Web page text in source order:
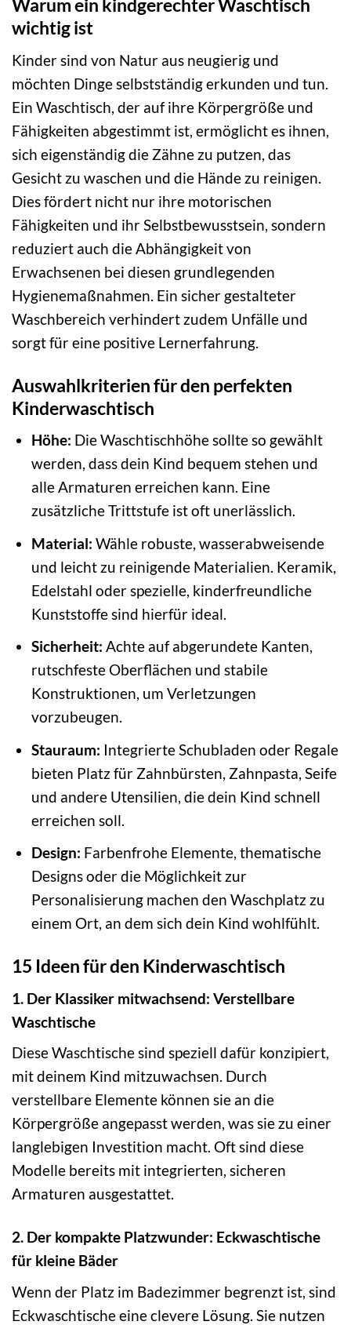
Warum ein kindgerechter Waschtisch
wichtig ist
Kinder sind von Natur aus neugierig und
möchten Dinge selbstständig erkunden und tun.
Ein Waschtisch, der auf ihre Körpergröße und
Fähigkeiten abgestimmt ist, ermöglicht es ihnen,
sich eigenständig die Zähne zu putzen, das
Gesicht zu waschen und die Hände zu reinigen.
Dies fördert nicht nur ihre motorischen
Fähigkeiten und ihr Selbstbewusstsein, sondern
reduziert auch die Abhängigkeit von
Erwachsenen bei diesen grundlegenden
Hygienemaßnahmen. Ein sicher gestalteter
Waschbereich verhindert zudem Unfälle und
sorgt für eine positive Lernerfahrung.
Auswahlkriterien für den perfekten
Kinderwaschtisch
Höhe: Die Waschtischhöhe sollte so gewählt
werden, dass dein Kind bequem stehen und
alle Armaturen erreichen kann. Eine
zusätzliche Trittstufe ist oft unerlässlich.
Material: Wähle robuste, wasserabweisende
und leicht zu reinigende Materialien. Keramik,
Edelstahl oder spezielle, kinderfreundliche
Kunststoffe sind hierfür ideal.
Sicherheit: Achte auf abgerundete Kanten,
rutschfeste Oberflächen und stabile
Konstruktionen, um Verletzungen
vorzubeugen.
Stauraum: Integrierte Schubladen oder Regale
bieten Platz für Zahnbürsten, Zahnpasta, Seife
und andere Utensilien, die dein Kind schnell
erreichen soll.
Design: Farbenfrohe Elemente, thematische
Designs oder die Möglichkeit zur
Personalisierung machen den Waschplatz zu
einem Ort, an dem sich dein Kind wohlfühlt.
15 Ideen für den Kinderwaschtisch
1. Der Klassiker mitwachsend: Verstellbare
Waschtische
Diese Waschtische sind speziell dafür konzipiert,
mit deinem Kind mitzuwachsen. Durch
verstellbare Elemente können sie an die
Körpergröße angepasst werden, was sie zu einer
langlebigen Investition macht. Oft sind diese
Modelle bereits mit integrierten, sicheren
Armaturen ausgestattet.
2. Der kompakte Platzwunder: Eckwaschtische
für kleine Bäder
Wenn der Platz im Badezimmer begrenzt ist, sind
Eckwaschtische eine clevere Lösung. Sie nutzen